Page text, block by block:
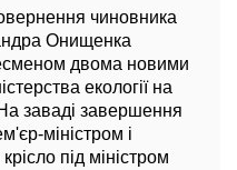
чиновника
Онищенка
двома новими
екології на
заваді завершення
міністром і
під міністром